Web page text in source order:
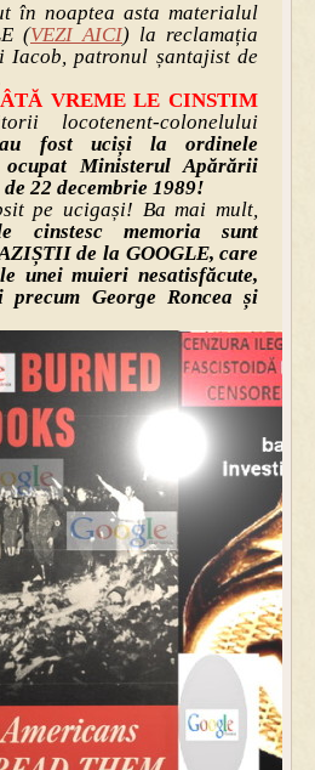
în noaptea asta materialul
(VEZI AICI) la reclamația
Iacob, patronul șantajist de
VREME LE CINSTIM
locotenent-colonelului
au fost uciși la ordinele
Ministerul Apărării
22 decembrie 1989!
pe ucigași! Ba mai mult,
cinstesc memoria sunt
de la GOOGLE, care
unei muieri nesatisfăcute,
precum George Roncea și